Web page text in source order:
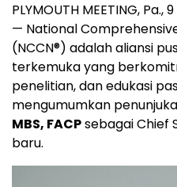
PLYMOUTH MEETING, Pa.,
— National
(NCCN®) adalah aliansi
terkemuka yang
penelitian, dan edukasi
mengumumkan
MBS, FACPsebagai Chief
baru.